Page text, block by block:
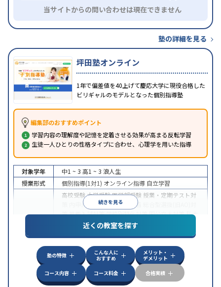
当サイトからの問い合わせは現在できません
塾の詳細を見る
坪田塾オンライン
1年で偏差値を40上げて慶応大学に現役合格した
ビリギャルのモデルとなった個別指導塾
編集部のおすすめポイント
学習内容の理解度や記憶を定着させる効果が高まる反転学習
生徒一人ひとりの性格タイプに合わせ、心理学を用いた指導
続きを見る
対象学年 中1 ~ 3 高1 ~ 3 浪人生
授業形式
個別指導(1対1) オンライン指導 自立学習
高校受験大学受験医学部受験 授業・定期テスト対
内申点対策学習習慣の定着
策推薦入試対策学校別特化対策国公立大対策私大
共通テスト対策英検(英語検定)対策
その
特徴
中高一貫校生に対応授業の振替可能 不登校生に対
学習にPC・タブレットを利用オンライン対応
科目から受講可能季節講習のみの受講可発達障害
の子どもに対応
近くの教室を探す
塾の特徴
こんな人に
おすすめ
メリット・
デメリット
コース内容
コース料金 合格実績